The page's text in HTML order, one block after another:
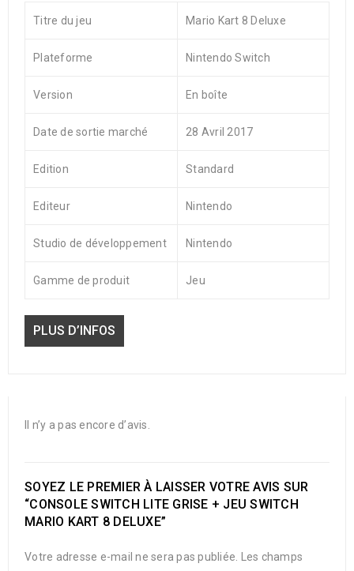
Titre du jeu Mario Kart 8 Deluxe
Plateforme Nintendo Switch
Version En boîte
Date de sortie marché 28 Avril 2017
Edition Standard
Editeur Nintendo
Studio de développement Nintendo
Gamme de produit Jeu
PLUS D’INFOS
Il n’y a pas encore d’avis.
SOYEZ LE PREMIER À LAISSER VOTRE AVIS SUR
“CONSOLE SWITCH LITE GRISE + JEU SWITCH
MARIO KART 8 DELUXE”
Votre adresse e-mail ne sera pas publiée. Les champs